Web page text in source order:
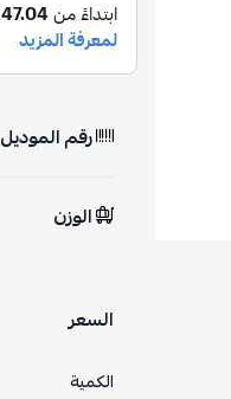
رقم الموديل
الوزن
السعر
الكمية